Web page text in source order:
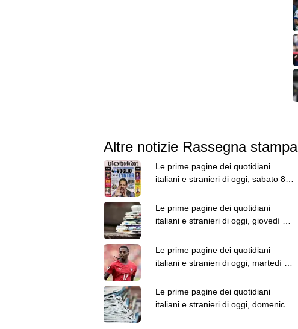
Altre notizie Rassegna stampa
Le prime pagine dei quotidiani
italiani e stranieri di oggi, sabato 8
Le prime pagine dei quotidiani
italiani e stranieri di oggi, giovedì 6
Le prime pagine dei quotidiani
italiani e stranieri di oggi, martedì 4
Le prime pagine dei quotidiani
italiani e stranieri di oggi, domenica